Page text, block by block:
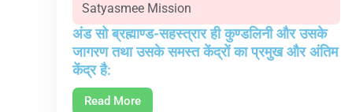
Satyasmee Mission
अंड सो ब्रह्माण्ड-सहस्त्रार ही कुण्डलिनी और उसके
जागरण तथा उसके समस्त केंद्रों का प्रमुख और अंतिम
केंद्र है:
Read More